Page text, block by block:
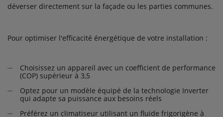
déverser directement sur la façade ou les parties communes.
Pour optimiser l'efficacité énergétique de votre installation :
Choisissez un appareil avec un coefficient de performance
(COP) supérieur à 3,5
Optez pour un modèle équipé de la technologie Inverter
qui adapte sa puissance aux besoins réels
Préférez un climatiseur utilisant un fluide frigorigène à